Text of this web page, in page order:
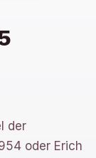
der
oder Erich